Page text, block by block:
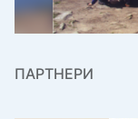
ПАРТНЕРИ